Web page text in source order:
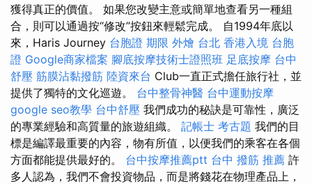
獲得真正的價值。 如果您改變主意或簡單地查看另一種組
合，則可以通過按“修改”按鈕來輕鬆完成。 自1994年底以
來，Haris Journey 台胞證 期限 外燴 台北 香港入境 台胞
證 Google商家檔案 腳底按摩技術士證照班 足底按摩 台中
舒壓 筋膜沾黏撥筋 陸資來台 Club一直正式擔任旅行社，並
提供了獨特的文化巡遊。 台中整骨神醫 台中運動按摩
google seo教學 台中舒壓 我們成功的秘訣是可靠性，廣泛
的專業經驗和高質量的旅遊組織。 記帳士 考古題 我們的目
標是編譯最重要的內容，物有所值，以便我們的乘客在各個
方面都能提供最好的。 台中按摩推薦ptt 台中 撥筋 推薦 許
多人認為，我們不會投資物品，而是將錢花在物理產品上，